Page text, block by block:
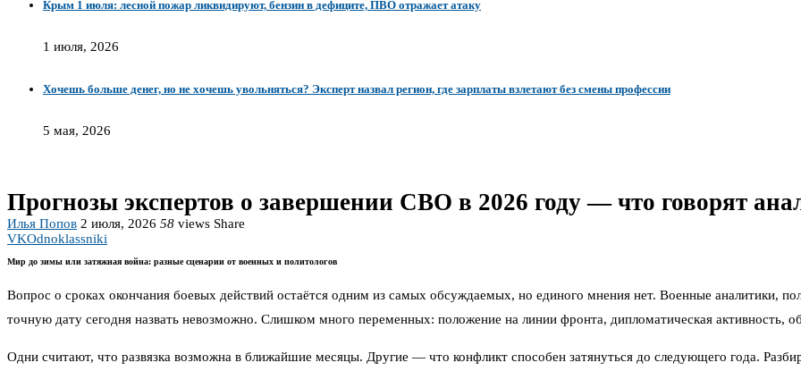
Крым 1 июля: лесной пожар ликвидируют, бензин в дефиците, ПВО отражает атаку
1 июля, 2026
Хочешь больше денег, но не хочешь увольняться? Эксперт назвал регион, где зарплаты взлетают без смены профессии
5 мая, 2026
Прогнозы экспертов о завершении СВО в 2026 году — что говорят
Илья Попов 2 июля, 2026 58 views Share
VKOdnoklassniki
Мир до зимы или затяжная война: разные сценарии от военных и политологов
Вопрос о сроках окончания боевых действий остаётся одним из самых обсуждаемых, но единого мнения нет. Военные аналитики,
точную дату сегодня назвать невозможно. Слишком много переменных: положение на линии фронта, дипломатическая активность,
Одни считают, что развязка возможна в ближайшие месяцы. Другие — что конфликт способен затянуться до следующего года.